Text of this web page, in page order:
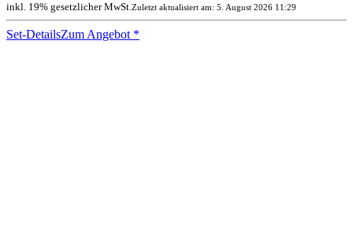
inkl. 19% gesetzlicher MwSt.Zuletzt aktualisiert am: 5. August 2026 11:29
Set-DetailsZum Angebot *